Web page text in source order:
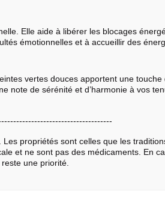
Elle aide à libérer les blocages
émotionnelles et à accueillir des
vertes douces apportent une
note de sérénité et d’harmonie à vos
propriétés sont celles que les
et ne sont pas des médicaments. En
reste une priorité.